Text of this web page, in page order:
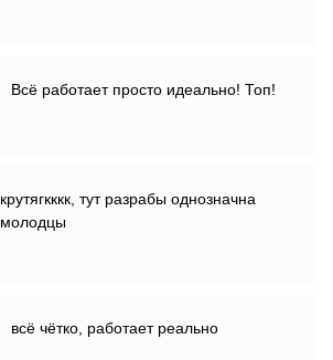
Всё работает просто идеально! Топ!
крутягкккк, тут разрабы однозначна
молодцы
всё чётко, работает реально